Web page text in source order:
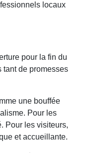
locaux
pour la fin du
tant de promesses
une bouffée
Pour les
Pour les visiteurs,
et accueillante.